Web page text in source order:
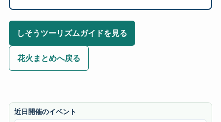
しそうツーリズムガイドを見る
花火まとめへ戻る
近日開催のイベント